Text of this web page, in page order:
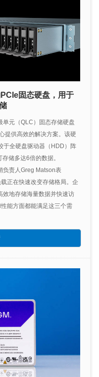
固态硬盘，用于
元（QLC）固态存储硬盘
供高效的解决方案。该硬
于全硬盘驱动器（HDD）阵
储多达6倍的数据。
负责人Greg Matson表
正在快速改变存储格局。企
效地存储海量数据并快速访
能方面都能满足这三个需